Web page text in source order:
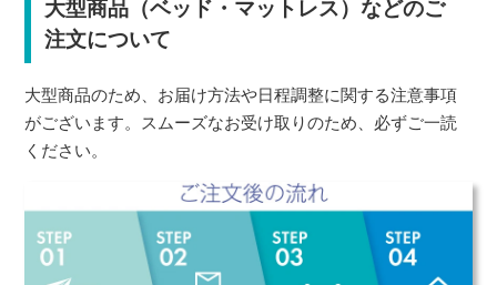
大型商品（ベッド・マットレス）などのご
注文について
大型商品のため、お届け方法や日程調整に関する注意事項
がございます。スムーズなお受け取りのため、必ずご一読
ください。